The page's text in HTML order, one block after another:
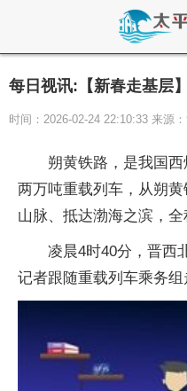
每日视讯:【新春走基层
时间：2026-02-24 22:10:33 来源
朔黄铁路，是我国
两万吨重载列车，从朔
山脉、抵达渤海之滨，全
凌晨4时40分，晋西
记者跟随重载列车乘务组